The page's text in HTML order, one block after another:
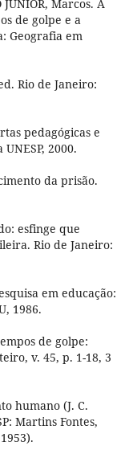
Marcos. A
de golpe e a
Geografia em
Rio de Janeiro:
pedagógicas e
2000.
da prisão.
esfinge que
Rio de Janeiro:
em educação:
1986.
de golpe:
v. 45, p. 1-18, 3
humano (J. C.
Martins Fontes,